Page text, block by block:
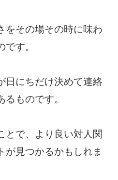
をその場その時に味わ
す。
日にちだけ決めて連絡
るものです。
とで、より良い対人関
が見つかるかもしれま